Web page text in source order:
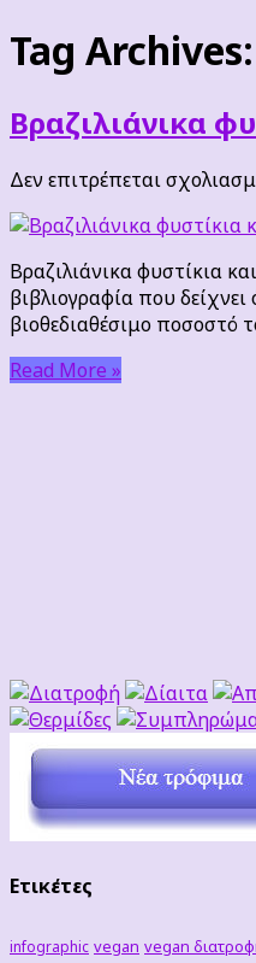
Tag Archives:
Βραζιλιάνικα
Δεν επιτρέπεται
Βραζιλιάνικα φυστίκια
βιβλιογραφία που
βιοθεδιαθέσιμο ποσοστό
Read More »
Ετικέτες
infographic vegan vegan